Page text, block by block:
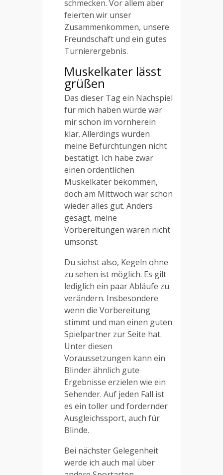
schmecken. Vor allem aber
feierten wir unser
Zusammenkommen, unsere
Freundschaft und ein gutes
Turnierergebnis.
Muskelkater lässt
grüßen
Das dieser Tag ein Nachspiel
für mich haben würde war
mir schon im vornherein
klar. Allerdings wurden
meine Befürchtungen nicht
bestätigt. Ich habe zwar
einen ordentlichen
Muskelkater bekommen,
doch am Mittwoch war schon
wieder alles gut. Anders
gesagt, meine
Vorbereitungen waren nicht
umsonst.
Du siehst also, Kegeln ohne
zu sehen ist möglich. Es gilt
lediglich ein paar Abläufe zu
verändern. Insbesondere
wenn die Vorbereitung
stimmt und man einen guten
Spielpartner zur Seite hat.
Unter diesen
Voraussetzungen kann ein
Blinder ähnlich gute
Ergebnisse erzielen wie ein
Sehender. Auf jeden Fall ist
es ein toller und fordernder
Ausgleichssport, auch für
Blinde.
Bei nächster Gelegenheit
werde ich auch mal über